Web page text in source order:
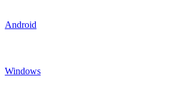
Android
Windows